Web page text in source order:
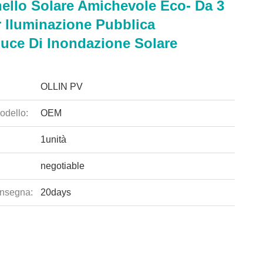
Solare Amichevole Eco- Da 3
Iluminazione Pubblica
Di Inondazione Solare
OLLIN PV
OEM
1unità
negotiable
20days